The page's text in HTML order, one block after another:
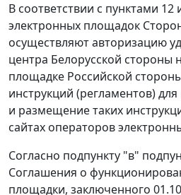
В соответствии с пунктами
электронных площадок
осуществляют авторизацию
центра Белорусской стороны
площадке Российской
инструкций (регламентов)
и размещение таких
сайтах операторов
Согласно подпункту "в"
Соглашения о
площадки, заключенного